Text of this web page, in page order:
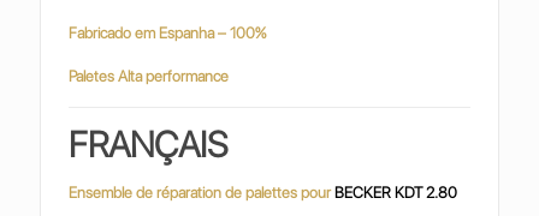
Fabricado em Espanha – 100%
Paletes Alta performance
FRANÇAIS
Ensemble de réparation de palettes pour BECKER KDT 2.80